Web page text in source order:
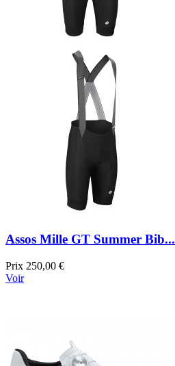
Assos Mille GT Summer Bib...
Prix 250,00 €
Voir